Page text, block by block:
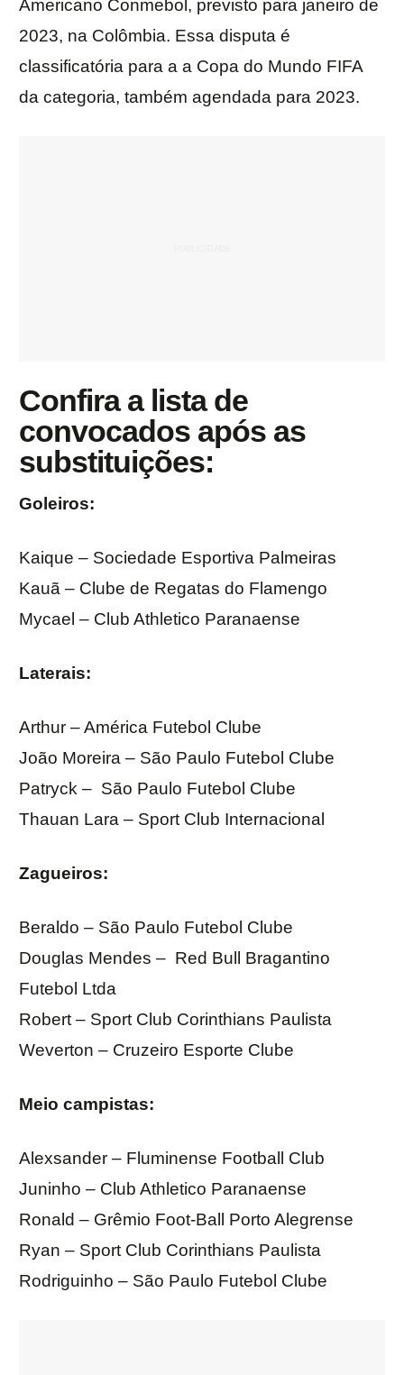
Americano Conmebol, previsto para janeiro de
2023, na Colômbia. Essa disputa é
classificatória para a a Copa do Mundo FIFA
da categoria, também agendada para 2023.
Confira a lista de
convocados após as
substituições:
Goleiros:
Kaique – Sociedade Esportiva Palmeiras
Kauã – Clube de Regatas do Flamengo
Mycael – Club Athletico Paranaense
Laterais:
Arthur – América Futebol Clube
João Moreira – São Paulo Futebol Clube
Patryck – São Paulo Futebol Clube
Thauan Lara – Sport Club Internacional
Zagueiros:
Beraldo – São Paulo Futebol Clube
Douglas Mendes – Red Bull Bragantino
Futebol Ltda
Robert – Sport Club Corinthians Paulista
Weverton – Cruzeiro Esporte Clube
Meio campistas:
Alexsander – Fluminense Football Club
Juninho – Club Athletico Paranaense
Ronald – Grêmio Foot-Ball Porto Alegrense
Ryan – Sport Club Corinthians Paulista
Rodriguinho – São Paulo Futebol Clube